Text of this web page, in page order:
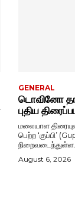
GENERAL
டொவினோ
புதிய
மலையாள
பெற்ற ‘குப்பி’
நிறைவடைந்துள்ள...
August 6, 2026